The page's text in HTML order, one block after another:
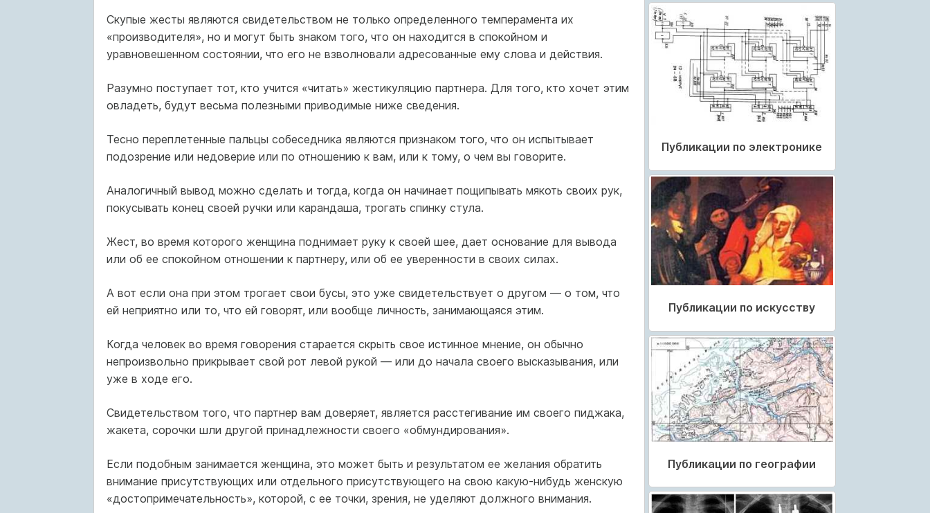
Скупые жесты являются свидетельством не только определенного темперамента их
«производителя», но и могут быть знаком того, что он находится в спокойном и
уравновешенном состоянии, что его не взволновали адресованные ему слова и действия.
Разумно поступает тот, кто учится «читать» жестикуляцию партнера. Для того, кто хочет этим
овладеть, будут весьма полезными приводимые ниже сведения.
Тесно переплетенные пальцы собеседника являются признаком того, что он испытывает
подозрение или недоверие или по отношению к вам, или к тому, о чем вы говорите.
Аналогичный вывод можно сделать и тогда, когда он начинает пощипывать мякоть своих рук,
покусывать конец своей ручки или карандаша, трогать спинку стула.
Жест, во время которого женщина поднимает руку к своей шее, дает основание для вывода
или об ее спокойном отношении к партнеру, или об ее уверенности в своих силах.
А вот если она при этом трогает свои бусы, это уже свидетельствует о другом — о том, что
ей неприятно или то, что ей говорят, или вообще личность, занимающаяся этим.
Когда человек во время говорения старается скрыть свое истинное мнение, он обычно
непроизвольно прикрывает свой рот левой рукой — или до начала своего высказывания, или
уже в ходе его.
Свидетельством того, что партнер вам доверяет, является расстегивание им своего пиджака,
жакета, сорочки шли другой принадлежности своего «обмундирования».
Если подобным занимается женщина, это может быть и результатом ее желания обратить
внимание присутствующих или отдельного присутствующего на свою какую-нибудь женскую
«достопримечательность», которой, с ее точки, зрения, не уделяют должного внимания.
Публикации по электронике
Публикации по искусству
Публикации по географии